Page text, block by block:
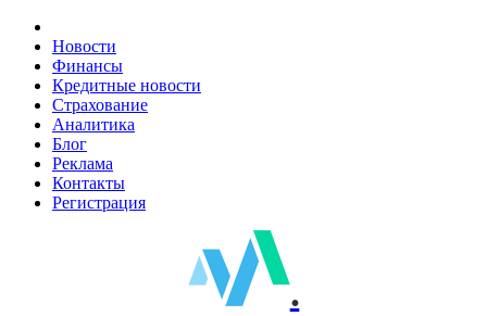
Новости
Финансы
Кредитные новости
Страхование
Аналитика
Блог
Реклама
Контакты
Регистрация
.